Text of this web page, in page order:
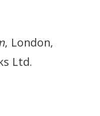
, London,
Ltd.